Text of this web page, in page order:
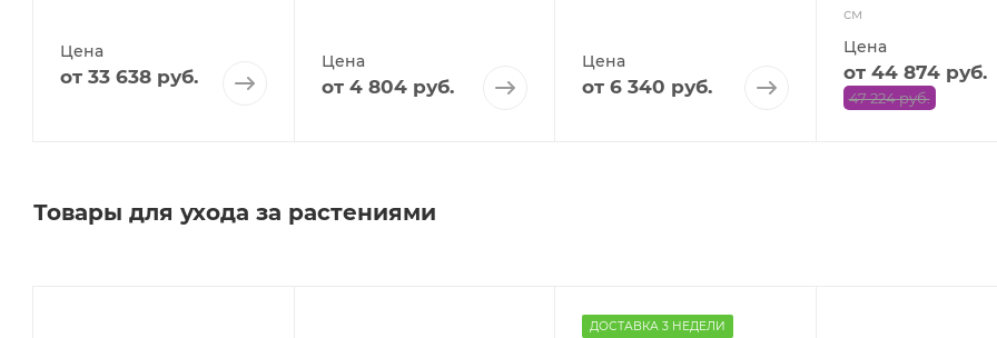
Цена
от 33 638 руб.
Цена
от 4 804 руб.
Цена
от 6 340 руб.
см
Цена
от 44 874 руб.
47 224 руб.
Товары для ухода за растениями
ДОСТАВКА 3 НЕДЕЛИ